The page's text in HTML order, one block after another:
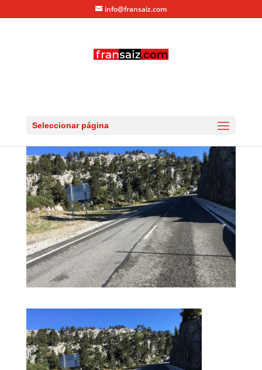
info@fransaiz.com
Seleccionar página